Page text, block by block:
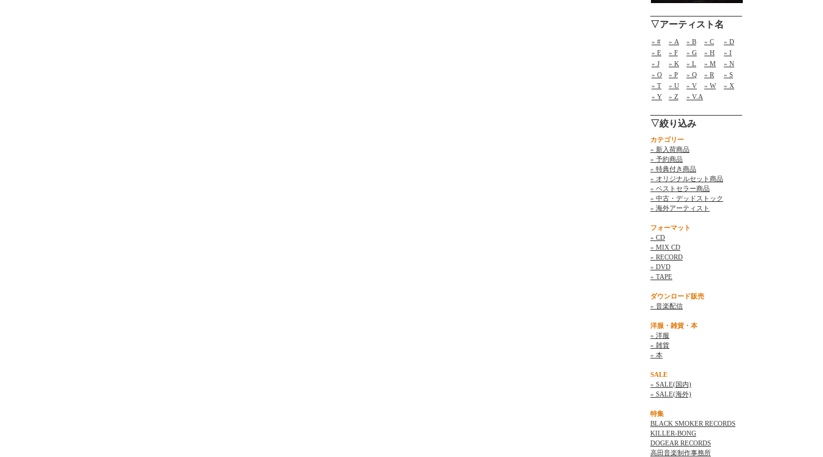
▽アーティスト名
» # » A » B » C
» D
» E
» F » G » H
» I
» J
» K » L » M
» N
» O
» P » Q » R
» S
» T
» U » V » W
» X
» Y
» Z » V.A
▽絞り込み
カテゴリー
» 新入荷商品
» 予約商品
» 特典付き商品
» オリジナルセット商品
» ベストセラー商品
» 中古・デッドストック
» 海外アーティスト
フォーマット
» CD
» MIX CD
» RECORD
» DVD
» TAPE
ダウンロード販売
» 音楽配信
洋服・雑貨・本
» 洋服
» 雑貨
» 本
SALE
» SALE(国内)
» SALE(海外)
特集
BLACK SMOKER RECORDS
KILLER-BONG
DOGEAR RECORDS
高田音楽制作事務所